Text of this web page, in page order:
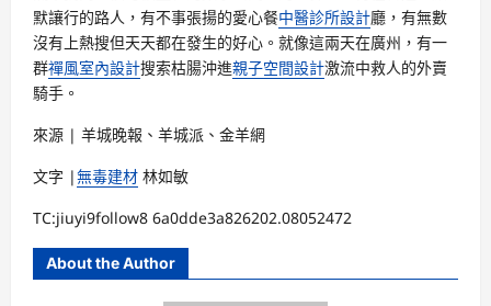
默讓行的路人，有不事張揚的愛心餐中醫診所設計廳，有無數
沒有上熱搜但天天都在發生的好心。就像這兩天在廣州，有一
群禪風室內設計搜索枯腸沖進親子空間設計激流中救人的外賣
騎手。
來源 | 羊城晚報、羊城派、金羊網
文字 |無毒建材 林如敏
TC:jiuyi9follow8 6a0dde3a826202.08052472
About the Author